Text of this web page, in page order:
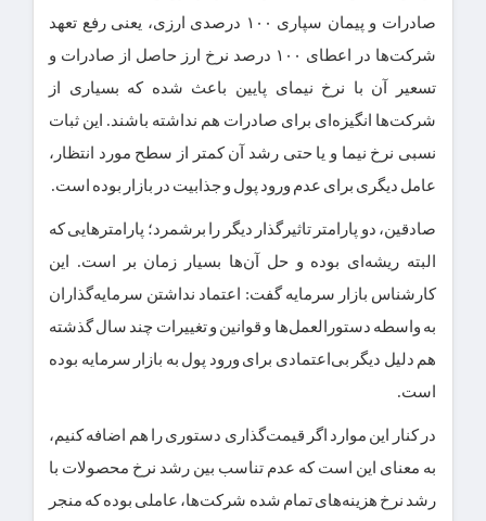
صادرات و پیمان سپاری ۱۰۰ درصدی ارزی، یعنی رفع تعهد
شرکت‌ها در اعطای ۱۰۰ درصد نرخ ارز حاصل از صادرات و
تسعیر آن با نرخ نیمای پایین باعث شده که بسیاری از
شرکت‌ها انگیزه‌ای برای صادرات هم نداشته باشند. این ثبات
نسبی نرخ نیما و یا حتی رشد آن کمتر از سطح مورد انتظار،
عامل دیگری برای عدم ورود پول و جذابیت در بازار بوده است.
صادقین، دو پارامتر تاثیرگذار دیگر را برشمرد؛ پارامترهایی که
البته ریشه‌ای بوده و حل آن‌ها بسیار زمان بر است. این
کارشناس بازار سرمایه گفت: اعتماد نداشتن سرمایه‌گذاران
به واسطه دستورالعمل‌ها و قوانین و تغییرات چند سال گذشته
هم دلیل دیگر بی‌اعتمادی برای ورود پول به بازار سرمایه بوده
است.
در کنار این موارد اگر قیمت‌گذاری دستوری را هم اضافه کنیم،
به معنای این است که عدم تناسب بین رشد نرخ محصولات با
رشد نرخ هزینه‌های تمام شده شرکت‌ها، عاملی بوده که منجر